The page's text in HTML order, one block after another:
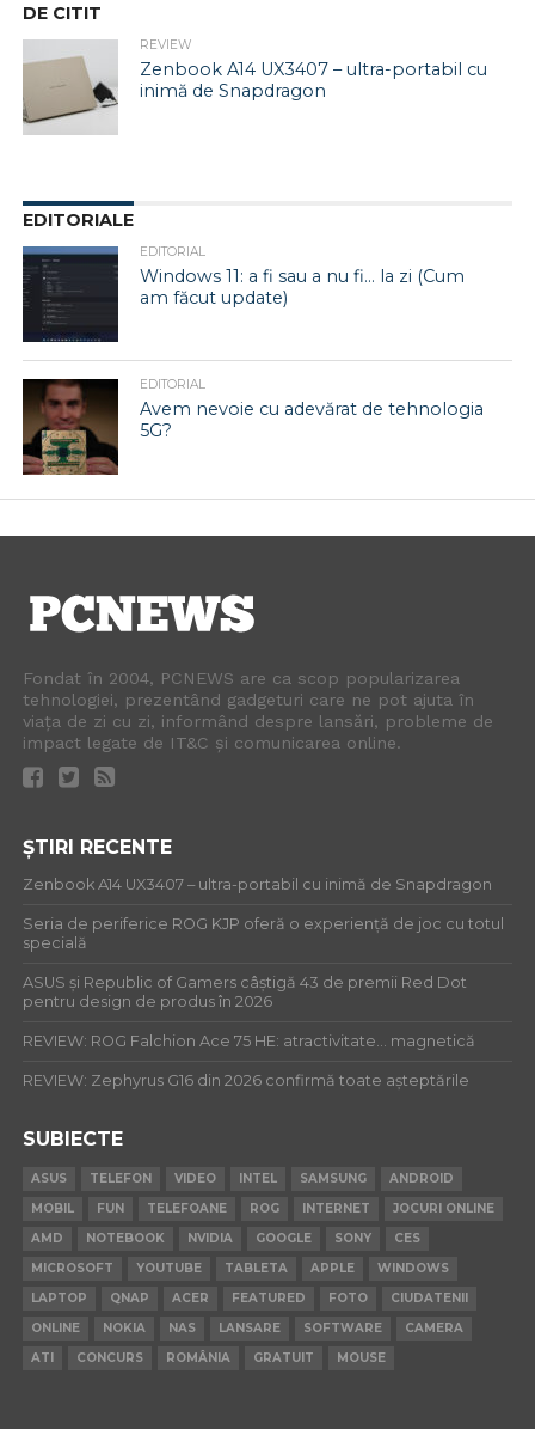
DE CITIT
REVIEW
Zenbook A14 UX3407 – ultra-portabil cu
inimă de Snapdragon
EDITORIALE
EDITORIAL
Windows 11: a fi sau a nu fi… la zi (Cum
am făcut update)
EDITORIAL
Avem nevoie cu adevărat de tehnologia
5G?
Fondat în 2004, PCNEWS are ca scop popularizarea
tehnologiei, prezentând gadgeturi care ne pot ajuta în
viața de zi cu zi, informând despre lansări, probleme de
impact legate de IT&C și comunicarea online.
ȘTIRI RECENTE
Zenbook A14 UX3407 – ultra-portabil cu inimă de Snapdragon
Seria de periferice ROG KJP oferă o experiență de joc cu totul
specială
ASUS și Republic of Gamers câștigă 43 de premii Red Dot
pentru design de produs în 2026
REVIEW: ROG Falchion Ace 75 HE: atractivitate… magnetică
REVIEW: Zephyrus G16 din 2026 confirmă toate așteptările
SUBIECTE
ASUS TELEFON VIDEO INTEL SAMSUNG
ANDROID
MOBIL
FUN TELEFOANE ROG INTERNET
JOCURI ONLINE
AMD
NOTEBOOK NVIDIA GOOGLE SONY
CES
MICROSOFT
YOUTUBE TABLETA APPLE
WINDOWS
LAPTOP
QNAP ACER FEATURED FOTO
CIUDATENII
ONLINE
NOKIA NAS LANSARE SOFTWARE
CAMERA
ATI
CONCURS ROMÂNIA GRATUIT MOUSE